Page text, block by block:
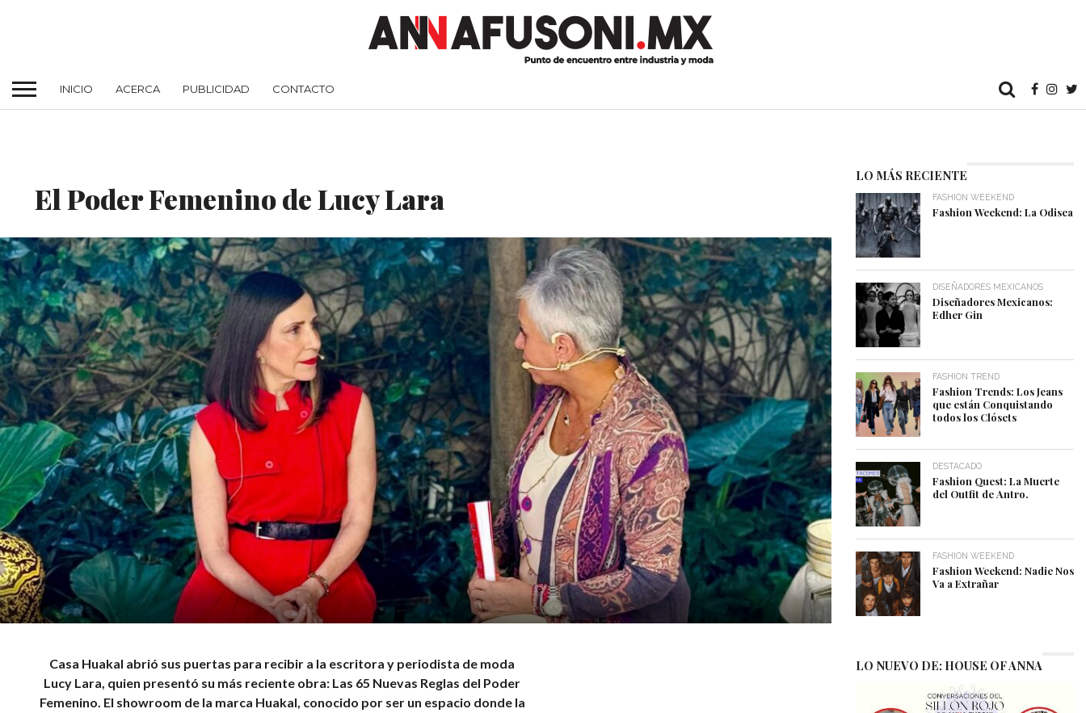
INICIO ACERCA PUBLICIDAD CONTACTO
El Poder Femenino de Lucy Lara
Casa Huakal abrió sus puertas para recibir a la escritora y periodista de moda
Lucy Lara, quien presentó su más reciente obra: Las 65 Nuevas Reglas del Poder
Femenino. El showroom de la marca Huakal, conocido por ser un espacio donde la
LO MÁS RECIENTE
FASHION WEEKEND
Fashion Weekend: La Odisea
DISEÑADORES MEXICANOS
Diseñadores Mexicanos:
Edher Gin
FASHION TREND
Fashion Trends: Los Jeans
que están Conquistando
todos los Clósets
DESTACADO
Fashion Quest: La Muerte
del Outfit de Antro.
FASHION WEEKEND
Fashion Weekend: Nadie Nos
Va a Extrañar
LO NUEVO DE: HOUSE OF ANNA